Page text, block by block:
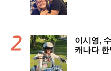
이시영,
캐나다